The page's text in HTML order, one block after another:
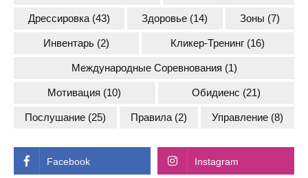
Дрессировка (43) Здоровье (14) Зоны (7)
Инвентарь(2) Кликер-Тренинг (16)
Международные Соревнования (1)
Мотивация (10) Обидиенс (21)
Послушание (25) Правила (2) Управление (8)
Facebook Instagram